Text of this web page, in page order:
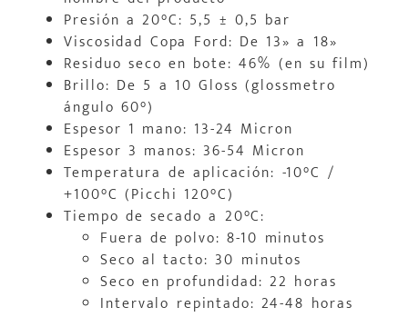
Presión a 20°C: 5,5 ± 0,5 bar
Viscosidad Copa Ford: De 13» a 18»
Residuo seco en bote: 46% (en su film)
Brillo: De 5 a 10 Gloss (glossmetro
ángulo 60°)
Espesor 1 mano: 13-24 Micron
Espesor 3 manos: 36-54 Micron
Temperatura de aplicación: -10°C /
+100°C (Picchi 120°C)
Tiempo de secado a 20°C:
Fuera de polvo: 8-10 minutos
Seco al tacto: 30 minutos
Seco en profundidad: 22 horas
Intervalo repintado: 24-48 horas